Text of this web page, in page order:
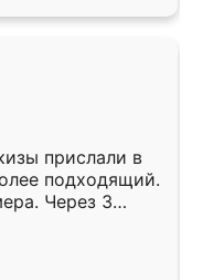
прислали в
подходящий.
Через 3
Остались
Ренессанс